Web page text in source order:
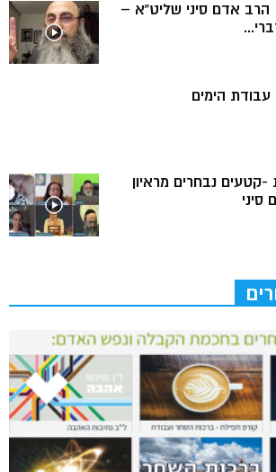
אדם סיני שליט”א –
הימים
קטעים נבחרים מראיון